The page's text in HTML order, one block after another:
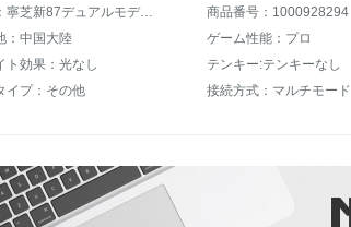
商品名称：寧芝新87デュアルモデルの白色の二色静電35 g 商品番号：1000928294
：中国大陸
ゲーム性能：プロ
ト効果：光なし
テンキー:テンキーなし
イプ：その他
接続方式：マルチモード